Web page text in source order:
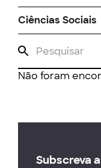
Ciências Sociais
Não foram
Subscreva